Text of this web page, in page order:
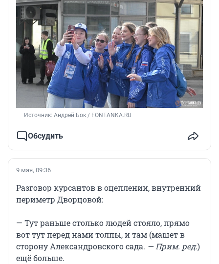
Источник: Андрей Бок / FONTANKA.RU
Обсудить
9 мая, 09:36
Разговор курсантов в оцеплении, внутренний
периметр Дворцовой:
— Тут раньше столько людей стояло, прямо
вот тут перед нами толпы, и там (машет в
сторону Александровского сада. — Прим. ред.)
ещё больше.